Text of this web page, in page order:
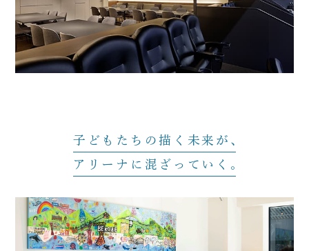
子どもたちの描く未来が
アリーナに混ざっていく